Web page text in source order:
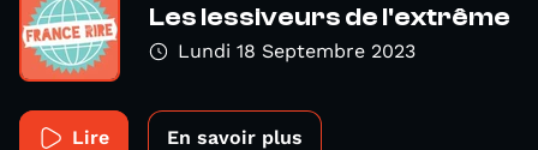
Les lessiveurs de l'extrême
Lundi 18 Septembre 2023
Lire En savoir plus